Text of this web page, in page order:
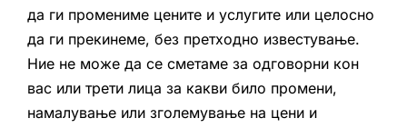
да ги промениме цените и услугите или целосно
да ги прекинеме, без претходно известување.
Ние не може да се сметаме за одговорни кон
вас или трети лица за какви било промени,
намалување или зголемување на цени и